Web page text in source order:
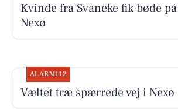
Kvinde fra Svaneke fik bøde
Nexø
ALARM112
Væltet træ spærrede vej i Nexø